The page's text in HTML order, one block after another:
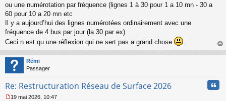
o
n
u
ou une numérotation par fréquence (lignes 1 à 30 pour 1 a 10 mn - 30 a
60 pour 10 a 20 mn etc
Il y a aujourd’hui des lignes numérotées ordinairement avec une
fréquence de 4 bus par jour (la 30 par ex)
Ceci n est qu une réflexion qui ne sert pas a grand chose
au
Rémi
Passager
Re: Restructuration Réseau de Surface 2026
19 mai 2026, 10:47